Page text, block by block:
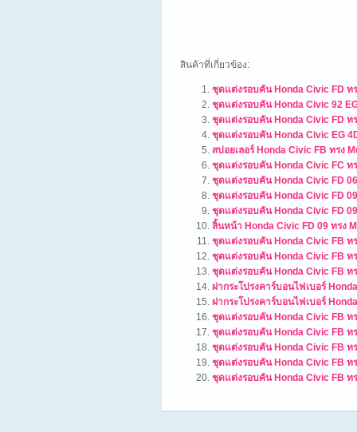
สินค้าที่เกี่ยวข้อง:
ชุดแต่งรอบคัน Honda Civic FD ท
ชุดแต่งรอบคัน Honda Civic 92
ชุดแต่งรอบคัน Honda Civic FD ท
ชุดแต่งรอบคัน Honda Civic EG
สปอยเลอร์ Honda Civic FB ทรง
ชุดแต่งรอบคัน Honda Civic FC ท
ชุดแต่งรอบคัน Honda Civic FD
ชุดแต่งรอบคัน Honda Civic FD
ชุดแต่งรอบคัน Honda Civic FD
ลิ้นหน้า Honda Civic FD 09 ทรง
ชุดแต่งรอบคัน Honda Civic FB ท
ชุดแต่งรอบคัน Honda Civic FB ท
ชุดแต่งรอบคัน Honda Civic FB ท
ฝากระโปรงคาร์บอนไฟเบอร์
ฝากระโปรงคาร์บอนไฟเบอร์
ชุดแต่งรอบคัน Honda Civic FB ท
ชุดแต่งรอบคัน Honda Civic FB ท
ชุดแต่งรอบคัน Honda Civic FB ท
ชุดแต่งรอบคัน Honda Civic FB ท
ชุดแต่งรอบคัน Honda Civic FB ท